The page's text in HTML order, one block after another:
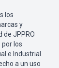
los
y
de JPPRO
por los
e Industrial.
a un uso